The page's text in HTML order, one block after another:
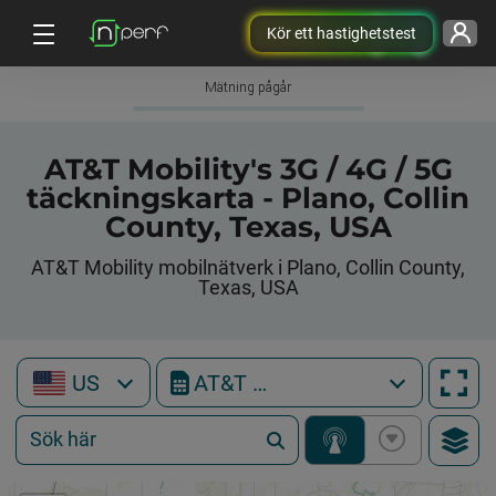
Kör ett hastighetstest
Mätning pågår
AT&T Mobility's 3G / 4G / 5G
täckningskarta - Plano, Collin
County, Texas, USA
AT&T Mobility mobilnätverk i Plano, Collin County,
Texas, USA
US AT&T Mobility